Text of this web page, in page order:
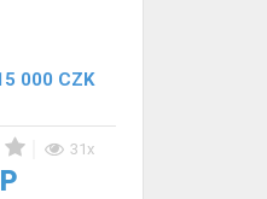
000 CZK
31x